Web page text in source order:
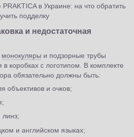
и недостаточная
монокуляры и подзорные трубы
в коробках с логотипом. В комплекте
обязательно должны быть:
объективов и очков;
линз;
и английском языках;